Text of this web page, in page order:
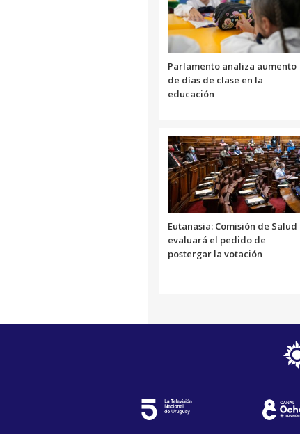
Parlamento analiza aumento
de días de clase en la
educación
Eutanasia: Comisión de Salud
evaluará el pedido de
postergar la votación